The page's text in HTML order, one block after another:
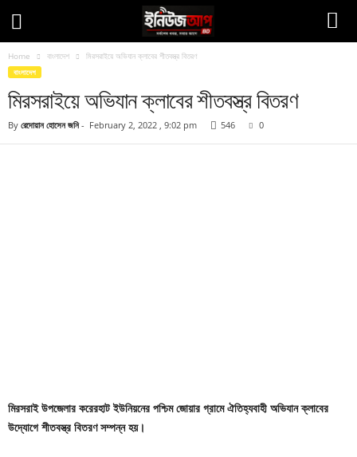
Home বাংলাদেশ মিরসরাইয়ে অভিযান ক্লাবের শীতবস্ত্র বিতরণ
বাংলাদেশ
মিরসরাইয়ে অভিযান ক্লাবের শীতবস্ত্র বিতরণ
By রেদোয়ান হোসেন জনি- February 2, 2022 , 9:02 pm 546 0
মিরসরাই উপজেলার করেরহাট ইউনিয়নের পশ্চিম জোয়ার গ্রামে ঐতিহ্যবাহী অভিযান ক্লাবের
উদ্যোগে শীতবস্ত্র বিতরণ সম্পন্ন হয়।